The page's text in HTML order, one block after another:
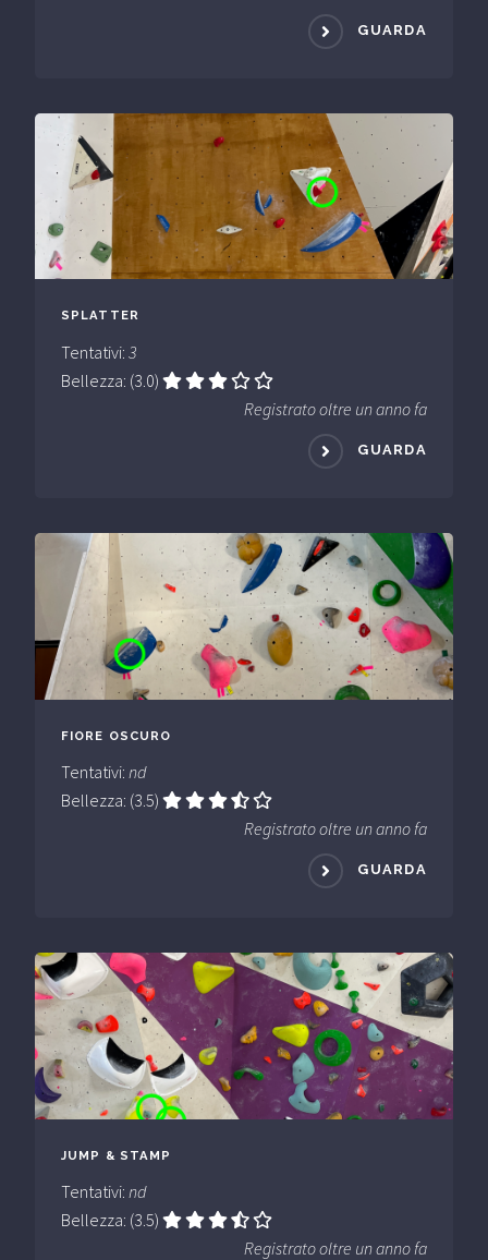
GUARDA
SPLATTER
Tentativi: 3
Bellezza: (3.0)
Registrato oltre un anno fa
GUARDA
FIORE OSCURO
Tentativi: nd
Bellezza: (3.5)
Registrato oltre un anno fa
GUARDA
JUMP & STAMP
Tentativi: nd
Bellezza: (3.5)
Registrato oltre un anno fa